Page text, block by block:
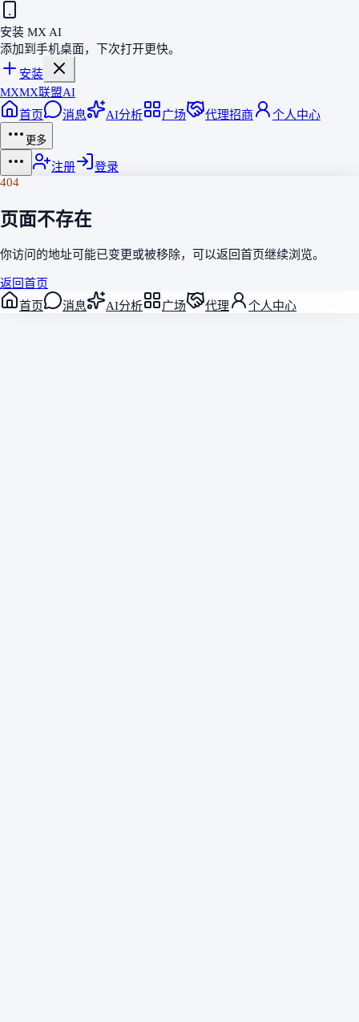
安装 MX AI
添加到手机桌面，下次打开更快。
安装
MXMX联盟AI
首页
消息 AI分析 广场 代理招商 个人中心
更多
注册
登录
404
页面不存在
你访问的地址可能已变更或被移除，可以返回 首页继续浏览。
返回首页
首页
消息 AI分析 广场 代理 个人中心